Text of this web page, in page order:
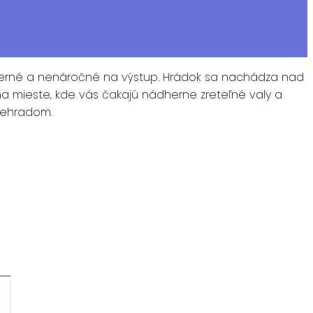
a nenáročné na výstup. Hrádok sa nachádza nad
mieste, kde vás čakajú nádherne zreteľné valy a